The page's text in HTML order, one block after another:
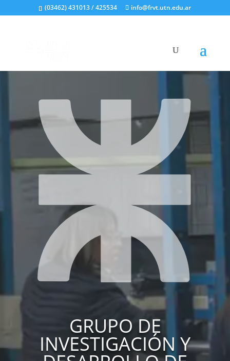
(03462) 431013 / 425534 info@frvt.utn.edu.ar
GRUPO DE
INVESTIGACIÓN Y